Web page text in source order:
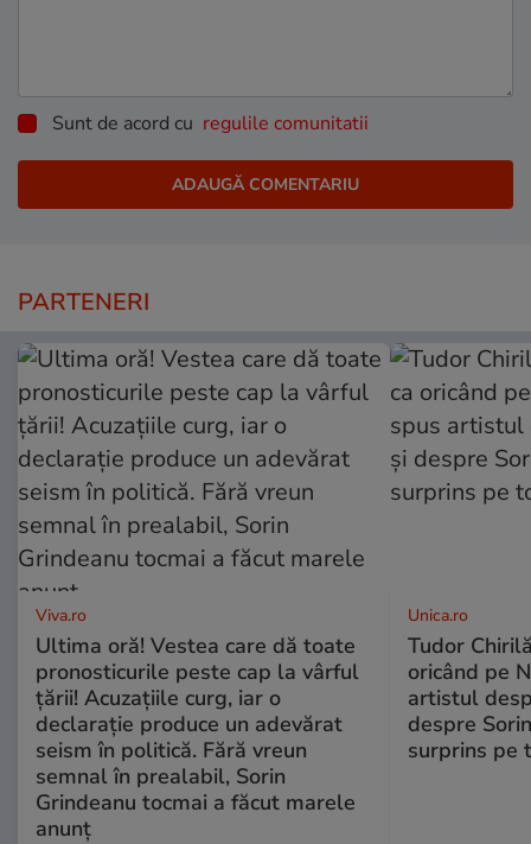
Sunt de acord cu regulile comunitatii
PARTENERI
Viva.ro
Ultima oră! Vestea care dă toate
pronosticurile peste cap la vârful
țării! Acuzațiile curg, iar o
declarație produce un adevărat
seism în politică. Fără vreun
semnal în prealabil, Sorin
Grindeanu tocmai a făcut marele
anunț
Unica.ro
Tudor
oricând pe
artistul
despre
surprins pe